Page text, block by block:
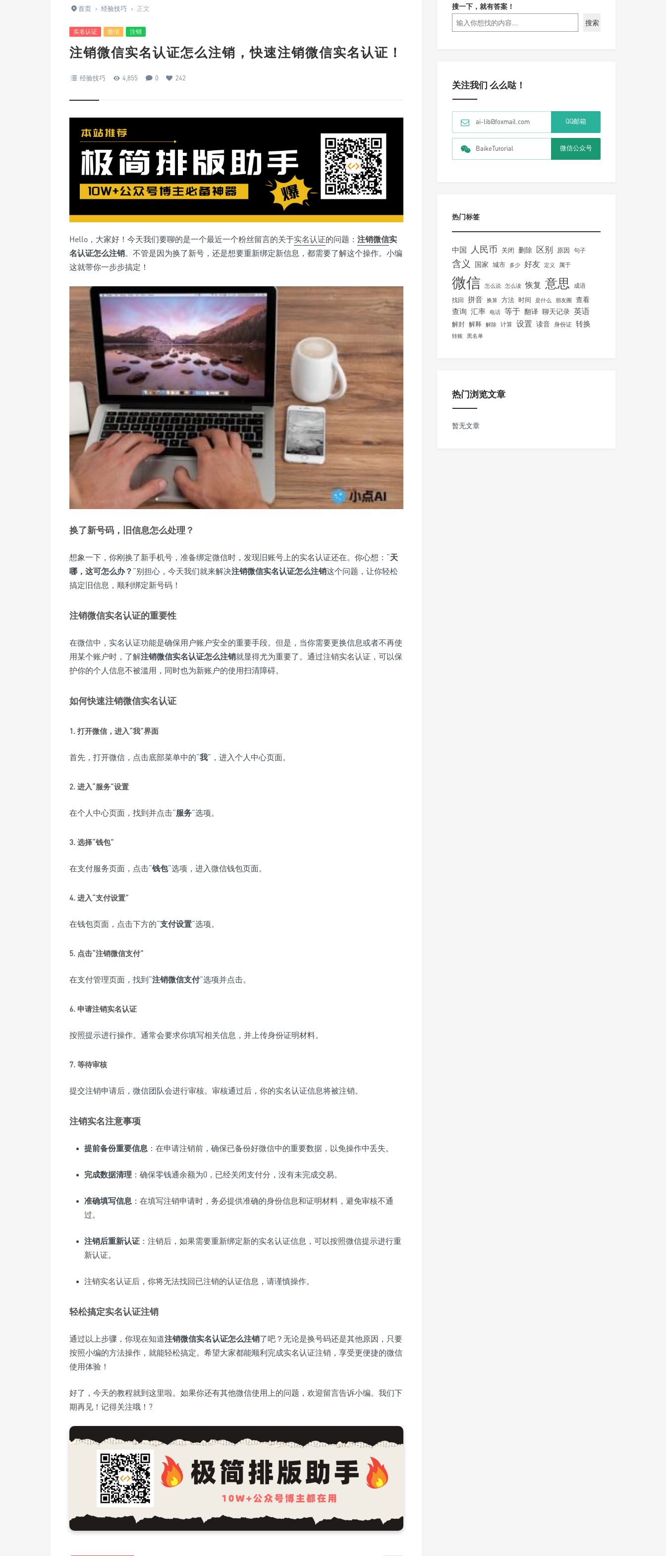
首页 › 经验技巧 › 正文
实名认证 微信 注销
注销微信实名认证怎么注销，快速注销微信实名认证！
经验技巧 4,855 0 242
Hello，大家好！今天我们要聊的是一个最近一个粉丝留言的关于实名认证的问题： 注销微信实
名认证怎么注销。不管是因为换了新号，还是想要重新绑定新信息，都需要了解这个操作。小编
这就带你一步步搞定！
换了新号码，旧信息怎么处理？
想象一下，你刚换了新手机号，准备绑定微信时，发现旧账号上的实名认证还在。你心想：“天
哪，这可怎么办？ ”别担心，今天我们就来解决注销微信实名认证怎么注销这个问题，让你轻松
搞定旧信息，顺利绑定新号码！
注销微信实名认证的重要性
在微信中，实名认证功能是确保用户账户安全的重要手段。但是，当你需要更换信息或者不再使
用某个账户时，了解注销微信实名认证怎么注销就显得尤为重要了。通过注销实名认证，可以保
护你的个人信息不被滥用，同时也为新账户的使用扫清障碍。
如何快速注销微信实名认证
1. 打开微信，进入“我”界面
首先，打开微信，点击底部菜单中的“我”，进入个人中心页面。
2. 进入“服务”设置
在个人中心页面，找到并点击“服务”选项。
3. 选择“钱包”
在支付服务页面，点击“钱包”选项，进入微信钱包页面。
4. 进入“支付设置”
在钱包页面，点击下方的“支付设置”选项。
5. 点击“注销微信支付”
在支付管理页面，找到“注销微信支付”选项并点击。
6. 申请注销实名认证
按照提示进行操作。通常会要求你填写相关信息，并上传身份证明材料。
7. 等待审核
提交注销申请后，微信团队会进行审核。审核通过后，你的实名认证信息将被注销。
注销实名注意事项
提前备份重要信息 ：在申请注销前，确保已备份好微信中的重要数据，以免操作中丢失。
完成数据清理 ：确保零钱通余额为0，已经关闭支付分，没有未完成交易。
准确填写信息 ：在填写注销申请时，务必提供准确的身份信息和证明材料，避免审核不通
过。
注销后重新认证 ：注销后，如果需要重新绑定新的实名认证信息，可以按照微信提示进行重
新认证。
注销实名认证后，你将无法找回已注销的认证信息，请谨慎操作。
轻松搞定实名认证注销
通过以上步骤，你现在知道注销微信实名认证怎么注销了吧？无论是换号码还是其他原因，只要
按照小编的方法操作，就能轻松搞定。希望大家都能顺利完成实名认证注销，享受更便捷的微信
使用体验！
好了，今天的教程就到这里啦。如果你还有其他微信使用上的问题，欢迎留言告诉小编。我们下
期再见！记得关注哦！?
搜一下，就有答案！
搜索
关注我们 么么哒！
ai-lib@foxmail.com QQ邮箱
BaikeTutorial 微信公众号
热门标签
中国 人民币 关闭 删除 区别 原因 句子
含义 国家 城市 多少 好友 定义 属于
微信 怎么说 怎么读 恢复 意思 成语
找回 拼音 换算 方法 时间 是什么 朋友圈 查看
查询 汇率 电话 等于 翻译 聊天记录 英语
解封 解释 解除 计算 设置 读音 身份证 转换
转账 黑名单
热门浏览文章
暂无文章